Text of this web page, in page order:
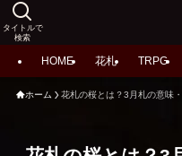
タイトルで
検索
HOME 花札 TRPG
ホーム 花札の桜とは？3月札の意味